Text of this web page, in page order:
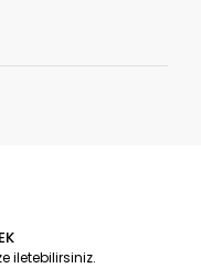
iletebilirsiniz.